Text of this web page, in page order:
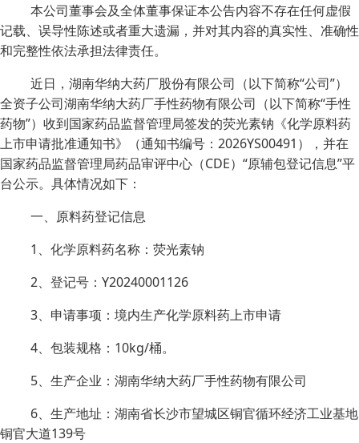
本公司董事会及全体董事保证本公告内容不存在任何虚假
记载、误导性陈述或者重大遗漏，并对其内容的真实性、准确性
和完整性依法承担法律责任。
近日，湖南华纳大药厂股份有限公司（以下简称“公司”）
全资子公司湖南华纳大药厂手性药物有限公司（以下简称“手性
药物”）收到国家药品监督管理局签发的荧光素钠《化学原料药
上市申请批准通知书》（通知书编号：2026YS00491），并在
国家药品监督管理局药品审评中心（CDE）“原辅包登记信息”平
台公示。具体情况如下：
一、原料药登记信息
1、化学原料药名称：荧光素钠
2、登记号：Y20240001126
3、申请事项：境内生产化学原料药上市申请
4、包装规格：10kg/桶。
5、生产企业：湖南华纳大药厂手性药物有限公司
6、生产地址：湖南省长沙市望城区铜官循环经济工业基地
铜官大道139号